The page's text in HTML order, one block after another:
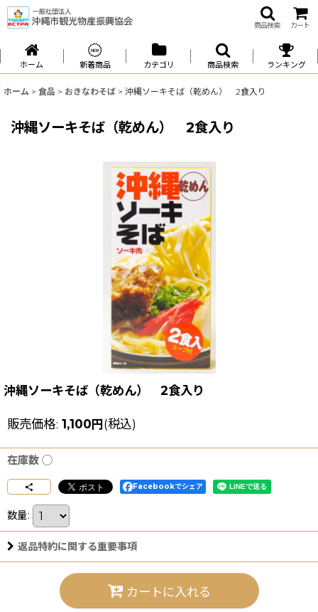
商品検索 カート
ホーム 新着商品 カテゴリ 商品検索 ランキング
ホーム > 食品 > おきなわそば > 沖縄ソーキそば（乾めん） 2食入り
沖縄ソーキそば（乾めん） 2食入り
沖縄ソーキそば（乾めん） 2食入り
販売価格: 1,100円(税込)
在庫数 ◯
Facebookでシェア
数量:
返品特約に関する重要事項
カートに入れる